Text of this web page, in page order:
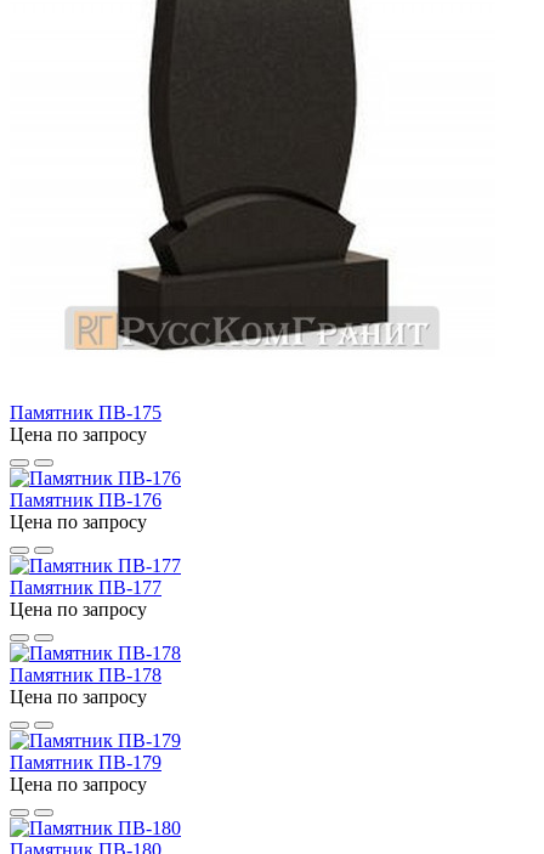
Памятник ПВ-175
Цена по запросу
Памятник ПВ-176
Цена по запросу
Памятник ПВ-177
Цена по запросу
Памятник ПВ-178
Цена по запросу
Памятник ПВ-179
Цена по запросу
Памятник ПВ-180